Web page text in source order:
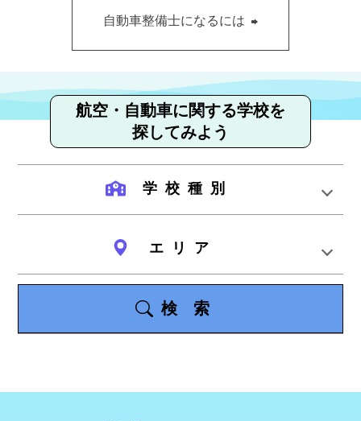
自動車整備士になるには
航空・自動車に関する学校を
探してみよう
学校種別
エリア
検索